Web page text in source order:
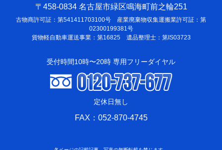
〒458-0834 名古屋市緑区鳴海町前之輪251
古物商許可証：第541411703100号 産業廃棄物収集運搬業許可証：第
02300199381号
貨物軽自動車運送事業：第16825 遺品整理士：第IS03723
受付時間10時〜20時 専用フリーダイヤル
定休日無し
FAX：052-870-4745